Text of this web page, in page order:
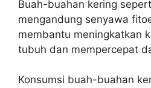
Buah-buahan kering
mengandung senyawa
membantu meningkatkan
tubuh dan mempercepat
Konsumsi buah-buahan